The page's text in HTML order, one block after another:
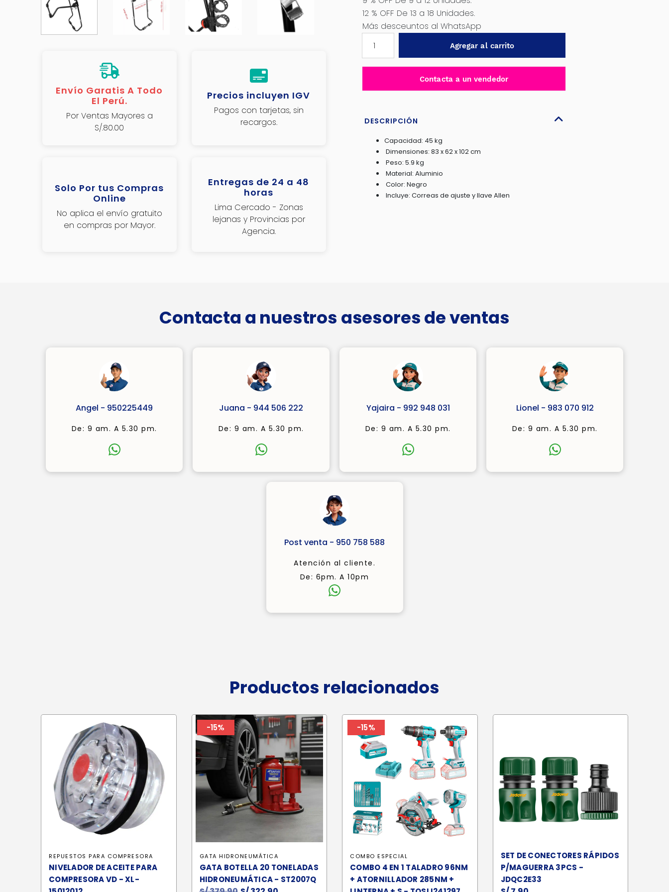
Envío Garatis A Todo
El Perú.
Por Ventas Mayores a
S/.80.00
Precios incluyen IGV
Pagos con tarjetas, sin
recargos.
Solo Por tus Compras
Online
No aplica el envío gratuito
en compras por Mayor.
Entregas de 24 a 48
horas
Lima Cercado - Zonas
lejanas y Provincias por
Agencia.
12 % OFF De 13 a 18 Unidades.
Más desceuntos al WhatsApp
POSTERIOR
ALTO
–
0660
cantidad
Agregar al carrito
Contacta a un vendedor
DESCRIPCIÓN
Capacidad: 45 kg
Dimensiones: 83 x 62 x 102 cm
Peso: 5.9 kg
Material: Aluminio
Color: Negro
Incluye: Correas de ajuste y llave Allen
Contacta a nuestros asesores de ventas
Angel - 950225449
De: 9 am. A 5.30 pm.
Juana - 944 506 222
De: 9 am. A 5.30 pm.
Yajaira - 992 948 031
De: 9 am. A 5.30 pm.
Lionel - 983 070 912
De: 9 am. A 5.30 pm.
Post venta - 950 758 588
Atención al cliente.
De: 6pm. A 10pm
Productos relacionados
REPUESTOS PARA COMPRESORA
NIVELADOR DE ACEITE PARA
COMPRESORA VD - XL-
-15%
GATA HIDRONEUMÁTICA
GATA BOTELLA 20 TONELADAS
HIDRONEUMÁTICA - ST2007Q
-15%
COMBO ESPECIAL
COMBO 4 EN 1 TALADRO 96NM
+ ATORNILLADOR 285NM +
SET DE CONECTORES RÁPIDOS
P/MAGUERRA 3PCS -
JDQC2E33